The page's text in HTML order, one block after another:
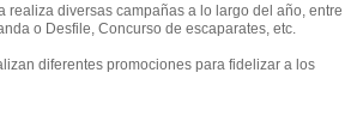
realiza diversas campañas a lo largo del año, entre
o Desfile, Concurso de escaparates, etc.
diferentes promociones para fidelizar a los